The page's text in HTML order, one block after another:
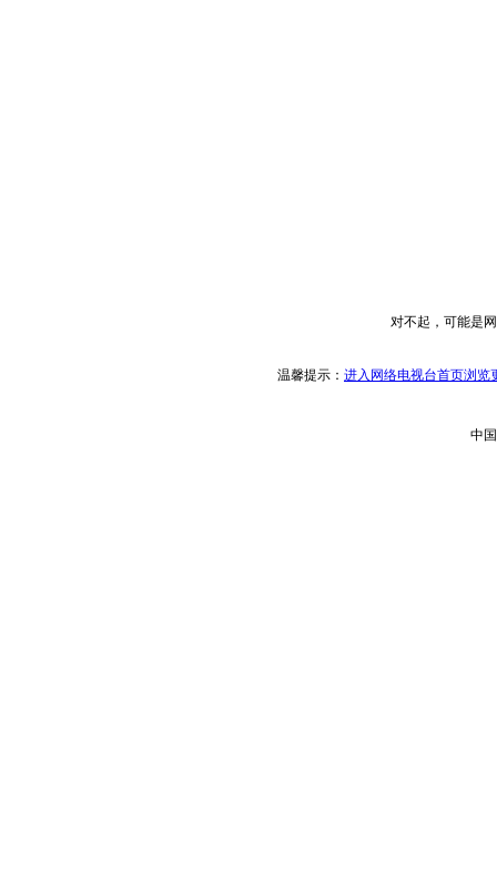
对不起，可能是
温馨提示： 进入网络电视台首页浏览
中